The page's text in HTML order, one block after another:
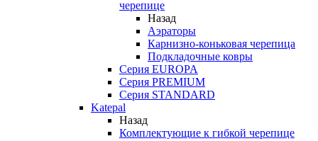
черепице
Назад
Аэраторы
Карнизно-коньковая черепица
Подкладочные ковры
Серия EUROPA
Серия PREMIUM
Серия STANDARD
Katepal
Назад
Комплектующие к гибкой черепице